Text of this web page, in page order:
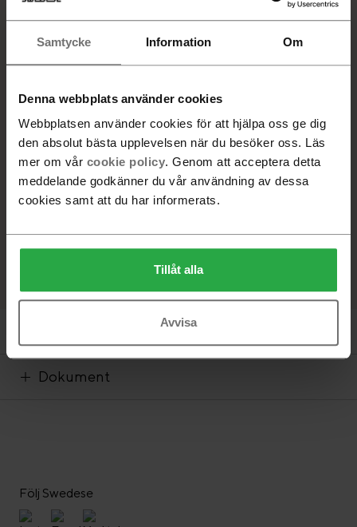
Samtycke Information Om
Denna webbplats använder cookies
Webbplatsen använder cookies för att hjälpa oss ge dig
den absolut bästa upplevelsen när du besöker oss. Läs
mer om vår cookie policy. Genom att acceptera detta
meddelande godkänner du vår användning av dessa
cookies samt att du har informerats.
Tillåt alla
Avvisa
13 600 SEK
VALD PRODUKT
Archway
Beställningsvara. Leveranstid 6-8 veckor
- +
Hitta återförsäljare
Produktinformation
Dokument
Följ Swedese